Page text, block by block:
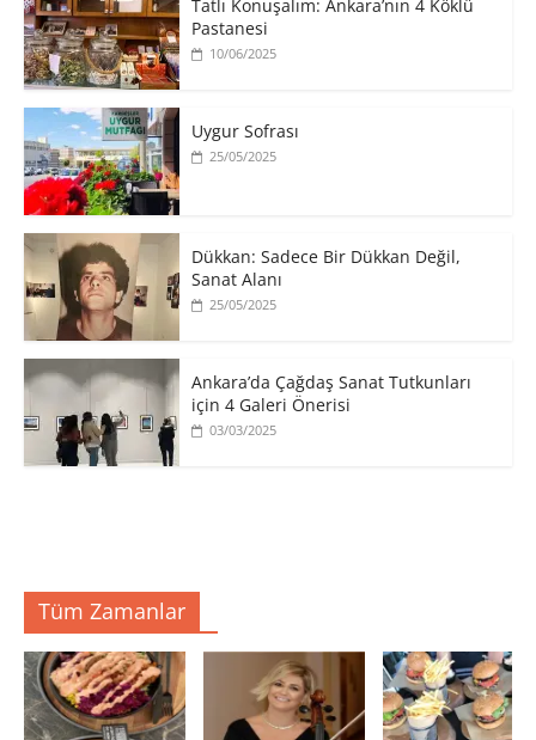
Tatlı Konuşalım: Ankara’nın 4 Köklü
Pastanesi
10/06/2025
Uygur Sofrası
25/05/2025
​Dükkan: Sadece Bir Dükkan Değil,
Sanat Alanı
25/05/2025
Ankara’da Çağdaş Sanat Tutkunları
için 4 Galeri Önerisi
03/03/2025
Tüm Zamanlar